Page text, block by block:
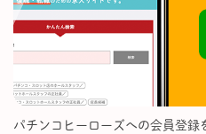
パチンコヒーローズへの会員登録